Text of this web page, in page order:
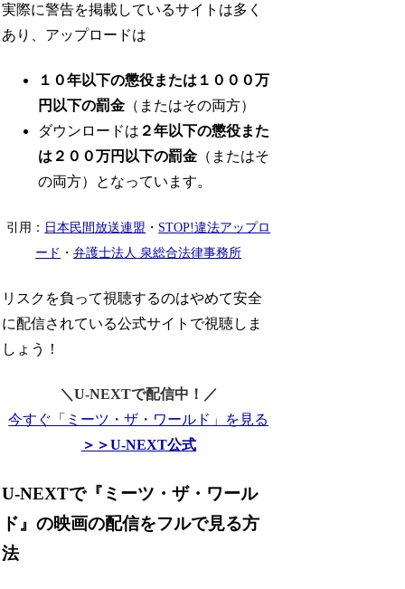
実際に警告を掲載しているサイトは多く
あり、アップロードは
１０年以下の懲役または１０００万
円以下の罰金 （またはその両方）
ダウンロードは ２年以下の懲役また
は２００万円以下の罰金 （またはそ
の両方）となっています。
引用： 日本民間放送連盟 ・ STOP!違法アップロ
ード ・弁護士法人 泉総合法律事務所
リスクを負って視聴するのはやめて安全
に配信されている公式サイトで視聴しま
しょう！
＼U-NEXTで配信中！／
今すぐ「ミーツ・ザ・ワールド」を見る
＞＞U-NEXT公式
U-NEXTで『ミーツ・ザ・ワール
ド』の映画の配信をフルで見る方
法